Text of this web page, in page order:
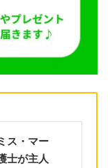
ス・マー
士が主人